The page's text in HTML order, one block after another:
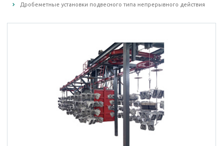
Дробеметные установки подвесного типа непрерывного действия